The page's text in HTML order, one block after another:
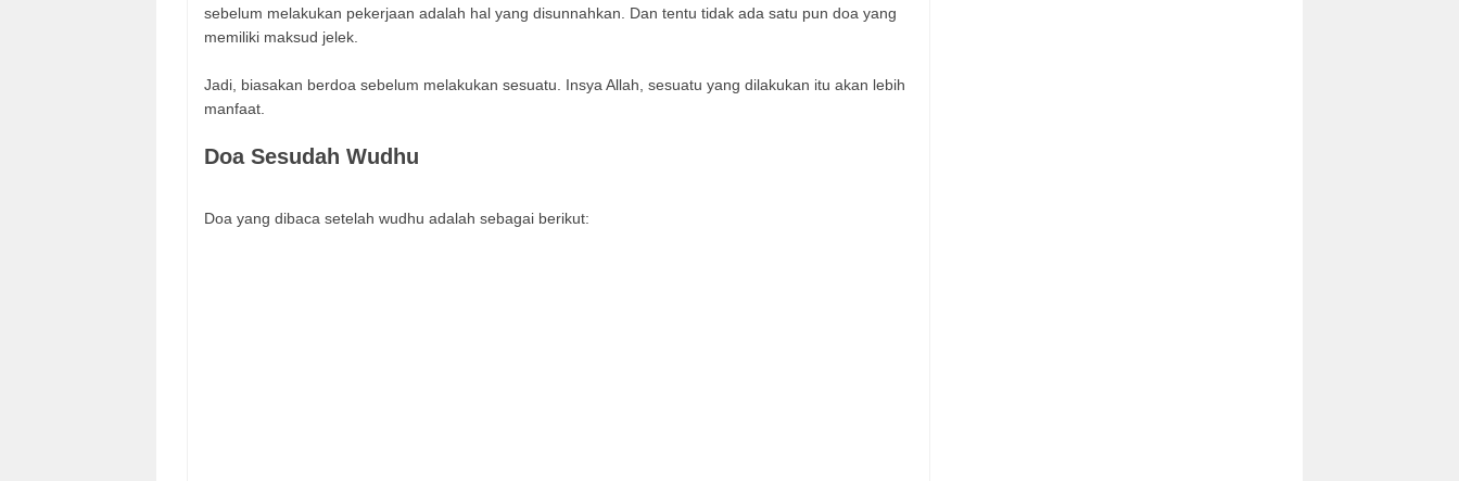
sebelum melakukan pekerjaan adalah hal yang disunnahkan. Dan tentu tidak ada satu pun doa yang
memiliki maksud jelek.
Jadi, biasakan berdoa sebelum melakukan sesuatu. Insya Allah, sesuatu yang dilakukan itu akan lebih
manfaat.
Doa Sesudah Wudhu
Doa yang dibaca setelah wudhu adalah sebagai berikut: